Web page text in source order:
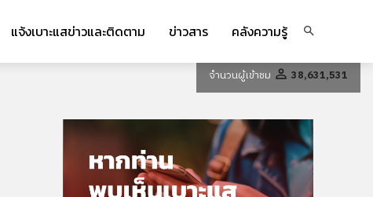
แจ้งเบาะแสข่าวและติดตาม ข่าวสาร คลังความรู้
จำนวนผู้เข้าชม 38,631,531